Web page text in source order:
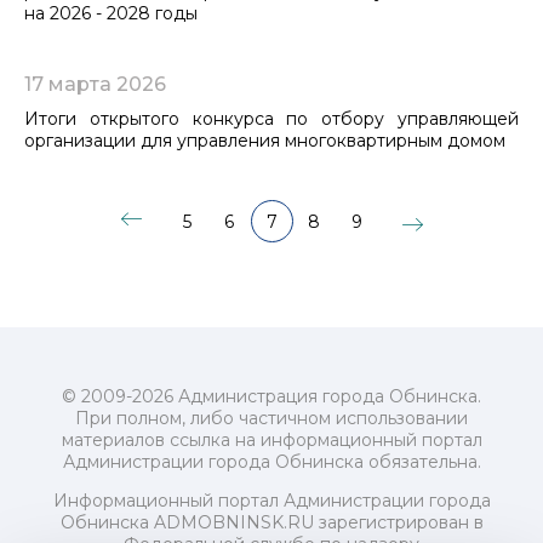
на 2026 - 2028 годы
17 марта 2026
Итоги открытого конкурса по отбору управляющей
организации для управления многоквартирным домом
5 6 7 8 9
© 2009-2026 Администрация города Обнинска.
При полном, либо частичном использовании
материалов ссылка на информационный портал
Администрации города Обнинска обязательна.
Информационный портал Администрации города
Обнинска ADMOBNINSK.RU зарегистрирован в